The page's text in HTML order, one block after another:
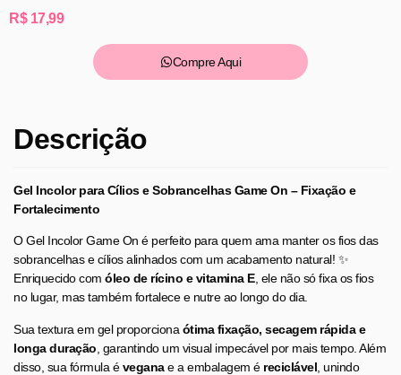
R$17,99
Compre Aqui
Descrição
Gel Incolor para Cílios e Sobrancelhas Game On – Fixação e
Fortalecimento
O Gel Incolor Game On é perfeito para quem ama manter os fios das
sobrancelhas e cílios alinhados com um acabamento natural! ✨
Enriquecido com óleo de rícino e vitamina E, ele não só fixa os fios
no lugar, mas também fortalece e nutre ao longo do dia.
Sua textura em gel proporciona ótima fixação, secagem rápida e
longa duração , garantindo um visual impecável por mais tempo. Além
disso, sua fórmula éveganae a embalagem é reciclável , unindo